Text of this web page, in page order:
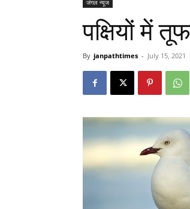
जंगल न्यूज
पक्षियों में
By janpathtimes - July 15, 2021